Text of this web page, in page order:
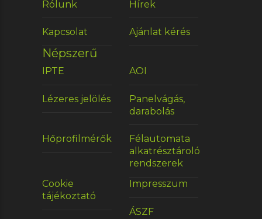
Rólunk Hírek
Kapcsolat Ajánlat kérés
Népszerű
IPTE AOI
Lézeres jelölés
Panelvágás,
darabolás
Hőprofilmérők
Félautomata
alkatrésztároló
rendszerek
Cookie
tájékoztató
Impresszum
ÁSZF